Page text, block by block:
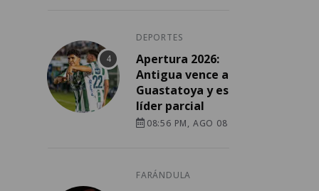
DEPORTES
Apertura 2026:
Antigua vence a
Guastatoya y es
líder parcial
08:56 PM, AGO 08
FARÁNDULA